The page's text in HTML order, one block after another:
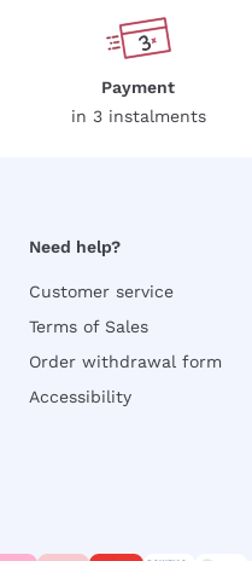
Payment
in 3 instalments
Need help?
Customer service
Terms of Sales
Order withdrawal form
Accessibility